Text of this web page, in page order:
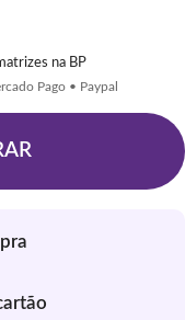
na BP
Pago • Paypal